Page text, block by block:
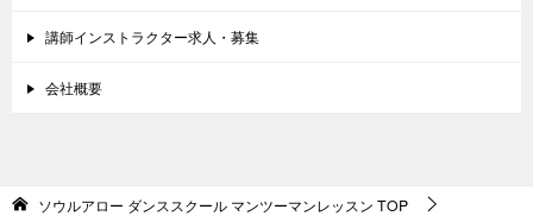
講師インストラクター求人・募集
会社概要
ソウルアロー ダンススクール マンツーマンレッスン TOP